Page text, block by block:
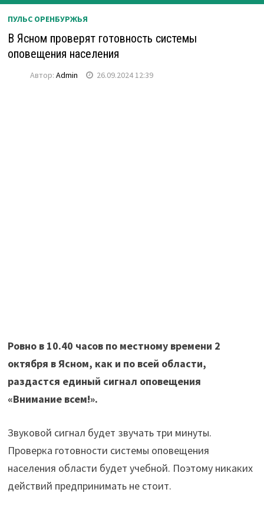
ПУЛЬС ОРЕНБУРЖЬЯ
В Ясном проверят готовность системы
оповещения населения
Автор: Admin 26.09.2024 12:39
Ровно в 10.40 часов по местному времени 2
октября в Ясном, как и по всей области,
раздастся единый сигнал оповещения
«Внимание всем!».
Звуковой сигнал будет звучать три минуты.
Проверка готовности системы оповещения
населения области будет учебной. Поэтому никаких
действий предпринимать не стоит.